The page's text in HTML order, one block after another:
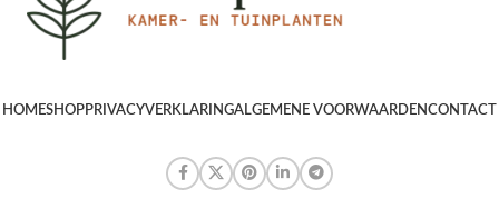
HOMESHOPPRIVACYVERKLARINGALGEMENE VOORWAARDENCONTACT